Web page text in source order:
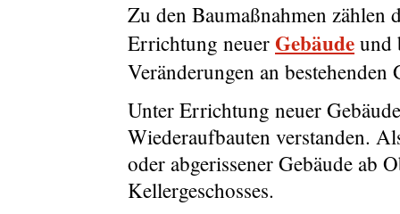
Zu den Baumaßnahmen zählen
Errichtung neuer Gebäude und
Veränderungen an bestehenden
Unter Errichtung neuer
Wiederaufbauten verstanden.
oder abgerissener Gebäude ab
Kellergeschosses.